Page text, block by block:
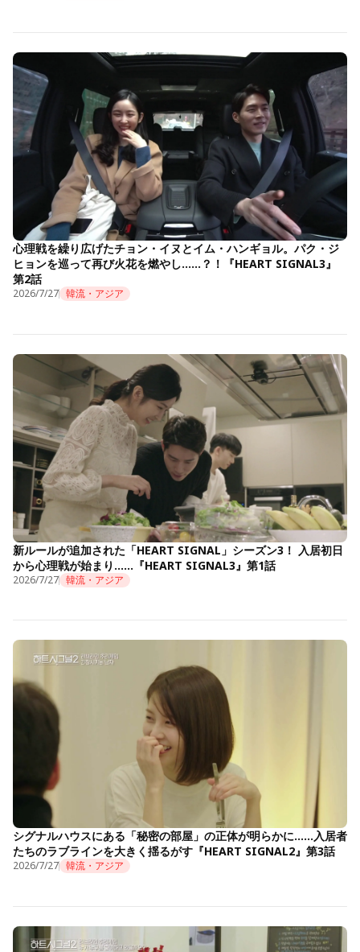
心理戦を繰り広げたチョン・イヌとイム・ハンギョル。パク・ジ
ヒョンを巡って再び火花を燃やし……？！『HEART SIGNAL3』
第2話
2026/7/27 韓流・アジア
新ルールが追加された「HEART SIGNAL」シーズン3！ 入居初日
から心理戦が始まり……『HEART SIGNAL3』第1話
2026/7/27 韓流・アジア
シグナルハウスにある「秘密の部屋」の正体が明らかに……入居者
たちのラブラインを大きく揺るがす『HEART SIGNAL2』第3話
2026/7/27 韓流・アジア